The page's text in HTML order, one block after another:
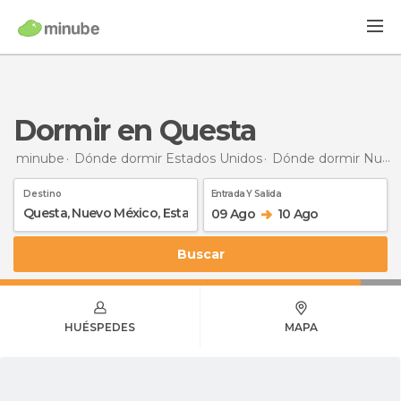
Dormir en Questa
minube Dónde dormir Estados Unidos Dónde dormir Nuevo México
Destino Entrada Y Salida
09 Ago 10 Ago
Buscar
HUÉSPEDES MAPA